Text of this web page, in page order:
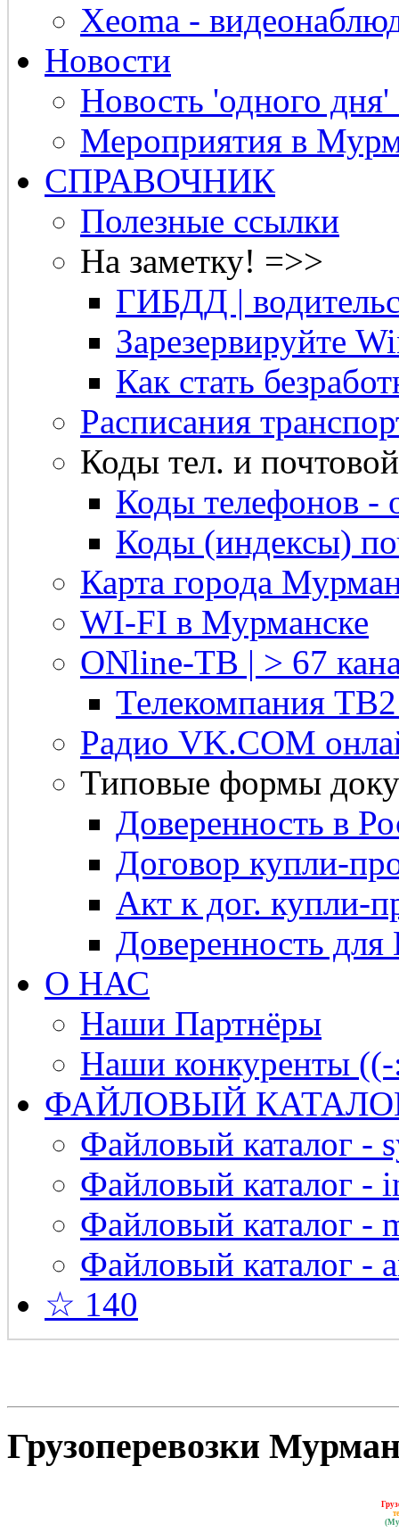
Xeoma -
Новости
Новость 'одного
Мероприятия в
СПРАВОЧНИК
Полезные ссылки
На заметку! =>>
ГИБДД |
Зарезервируйте
Как стать
Расписания
Коды тел. и
Коды телефонов -
Коды (индексы)
Карта города
WI-FI в Мурманске
ONline-ТВ | > 67
Телекомпания
Радио VK.COM
Типовые формы
Доверенность в
Договор купли-
Акт к дог. купли-
Доверенность
О НАС
Наши Партнёры
Наши конкуренты
ФАЙЛОВЫЙ
Файловый каталог -
Файловый каталог -
Файловый каталог -
Файловый каталог -
☆ 140
Грузоперевозки